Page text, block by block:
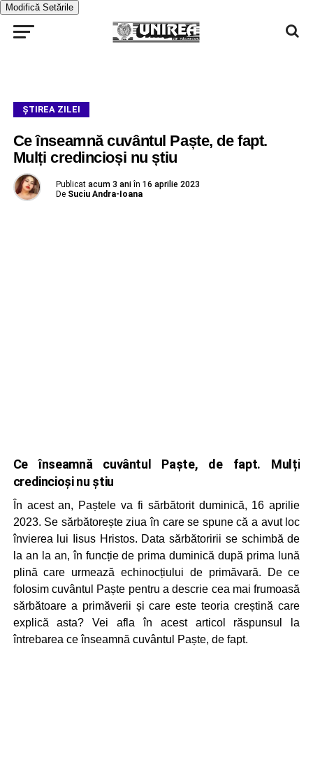
Modifică Setările
ŞTIREA ZILEI
Ce înseamnă cuvântul Paște, de fapt.
Mulți credincioși nu știu
Publicat acum 3 ani în 16 aprilie 2023
De Suciu Andra-Ioana
Ce înseamnă cuvântul Paște, de fapt. Mulți
credincioși nu știu
În acest an, Paștele va fi sărbătorit duminică, 16 aprilie
2023. Se sărbătorește ziua în care se spune că a avut loc
învierea lui Iisus Hristos. Data sărbătoririi se schimbă de
la an la an, în funcție de prima duminică după prima lună
plină care urmează echinocțiului de primăvară. De ce
folosim cuvântul Paște pentru a descrie cea mai frumoasă
sărbătoare a primăverii și care este teoria creștină care
explică asta? Vei afla în acest articol răspunsul la
întrebarea ce înseamnă cuvântul Paște, de fapt.